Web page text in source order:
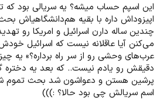
این اسپم حساب میشه؟ یه سریالی بود که
اپیزوداش داره با بقیه هم‌دانشگاهیاش
چندین ساله دارن اسرائیل و امریکا رو
می‌کنن آیا عاقلانه نیست که اسرائیل
عرب‌های وحشی رو از سر راه برداره؟» یه
دقیقش رو یادم نیست.. که بعد یه دختره
پرشین هستن و دعواشون شد بحث تموم
اسم سریالش چی بود حالا؟ :‌)))